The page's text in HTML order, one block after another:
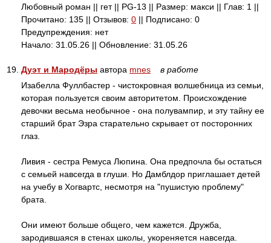
Любовный роман || гет || PG-13 || Размер: макси || Глав: 1 ||
Прочитано: 135 || Отзывов: 0 || Подписано: 0
Предупреждения: нет
Начало: 31.05.26 || Обновление: 31.05.26
19. Дуэт и Мародёры автора mnes
в работе
Изабелла Фуллбастер - чистокровная волшебница из семьи,
которая пользуется своим авторитетом. Происхождение
девочки весьма необычное - она полувампир, и эту тайну ее
старший брат Эзра старательно скрывает от посторонних
глаз.
Ливия - сестра Ремуса Люпина. Она предпочла бы остаться
с семьей навсегда в глуши. Но Дамблдор приглашает детей
на учебу в Хогвартс, несмотря на "пушистую проблему"
брата.
Они имеют больше общего, чем кажется. Дружба,
зародившаяся в стенах школы, укореняется навсегда.